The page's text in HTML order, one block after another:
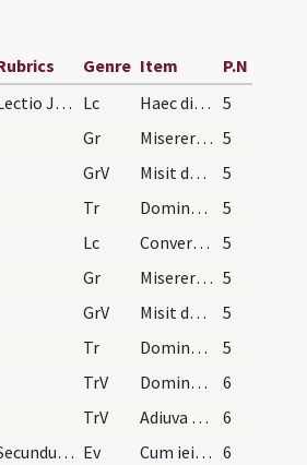
Genre Item
P.N
Lectio Joelis prophetae Lc Haec dicit Dominus Deus. Convertimini ad me in toto corde ... in gentibus.
5
Gr Miserere mei Deus 5
GrV Misit de celo
5
Tr Domine non secundum
5
Lc Convertimini ad me in toto corde vestro
5
Gr Miserere mei Deus 5
GrV Misit de caelo
5
Tr Domine non secundum peccata nostra
5
TrV Domine ne memineris
6
TrV Adiuva nos Deus
6
Secundum Mattheum Ev Cum ieiunatis nolite fieri ... cor tuum 6